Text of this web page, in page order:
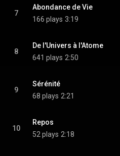
7
Abondance de Vie
166 plays 3:19
8
De l'Univers à l'Atome
641 plays 2:50
9
Sérénité
68 plays 2:21
10
Repos
52 plays 2:18